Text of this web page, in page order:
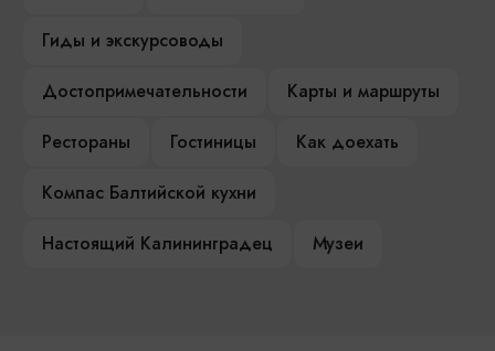
Гиды и экскурсоводы
Достопримечательности
Карты и маршруты
Рестораны
Гостиницы
Как доехать
Компас Балтийской кухни
Настоящий Калининградец
Музеи